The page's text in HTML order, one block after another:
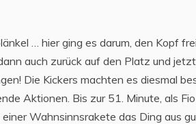
… hier ging es darum, den Kopf
auch zurück auf den Platz und
Die Kickers machten es diesmal
Aktionen. Bis zur 51. Minute, als
Wahnsinnsrakete das Ding aus